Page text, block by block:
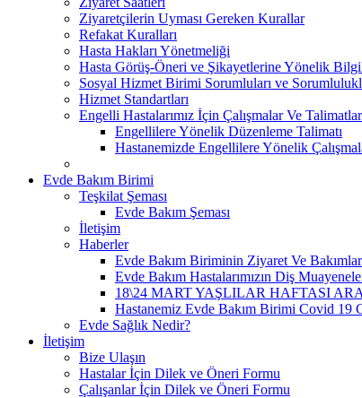
Ziyaretçilerin Uyması Gereken Kurallar
Refakat Kuralları
Hasta Hakları Yönetmeliği
Hasta Görüş-Öneri ve Şikayetlerine Yönelik
Sosyal Hizmet Birimi Sorumluları ve
Hizmet Standartları
Engelli Hastalarımız İçin Çalışmalar Ve Talimatlar
Engellilere Yönelik Düzenleme Talimatı
Hastanemizde Engellilere Yönelik
Evde Bakım Birimi
Teşkilat Şeması
Evde Bakım Şeması
İletişim
Haberler
Evde Bakım Biriminin Ziyaret Ve
Evde Bakım Hastalarımızın Diş
18\24 MART YAŞLILAR HAFTASI
Hastanemiz Evde Bakım Birimi Covid 19
Evde Sağlık Nedir?
İletişim
Bize Ulaşın
Hastalar İçin Dilek ve Öneri Formu
Çalışanlar İçin Dilek ve Öneri Formu